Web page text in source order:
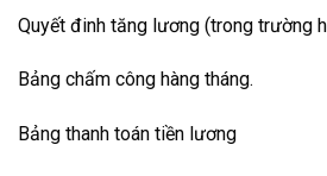
Quyết đinh tăng lương (trong trường
Bảng chấm công hàng tháng.
Bảng thanh toán tiền lương